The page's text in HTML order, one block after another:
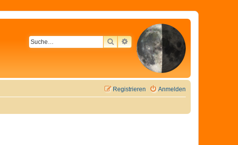
SUCHEERWEITERTE SUCHE
Anmelden
Registrieren